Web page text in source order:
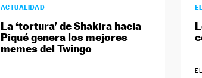
ACTUALIDAD
La ‘tortura’ de Shakira hacia
Piqué genera los mejores
memes del Twingo